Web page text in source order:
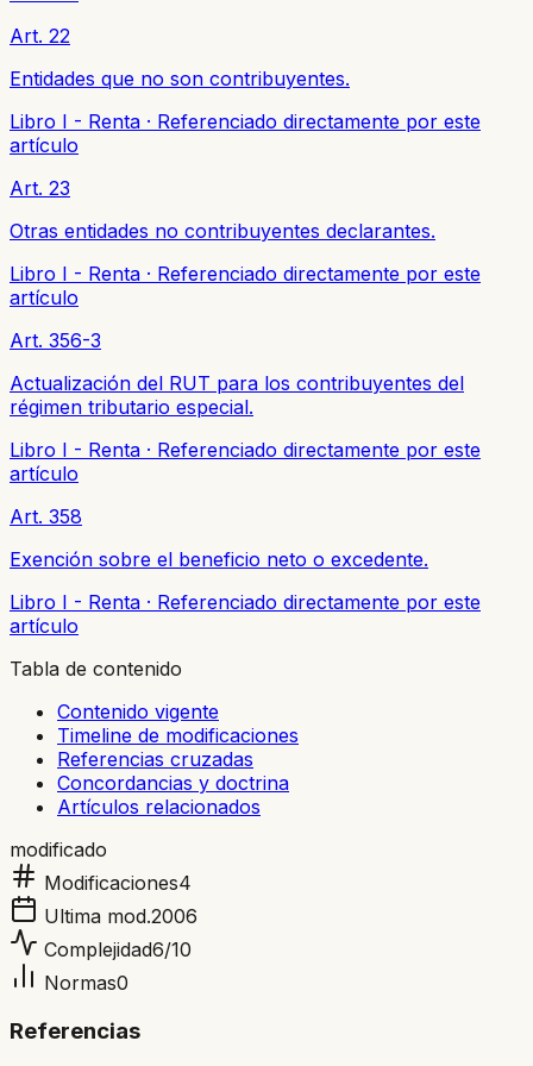
Art. 22
Entidades que no son contribuyentes.
Libro I - Renta · Referenciado directamente por este
artículo
Art. 23
Otras entidades no contribuyentes declarantes.
Libro I - Renta · Referenciado directamente por este
artículo
Art. 356-3
Actualización del RUT para los contribuyentes del
régimen tributario especial.
Libro I - Renta · Referenciado directamente por este
artículo
Art. 358
Exención sobre el beneficio neto o excedente.
Libro I - Renta · Referenciado directamente por este
artículo
Tabla de contenido
Contenido vigente
Timeline de modificaciones
Referencias cruzadas
Concordancias y doctrina
Artículos relacionados
modificado
Modificaciones4
Ultima mod.2006
Complejidad6/10
Normas0
Referencias